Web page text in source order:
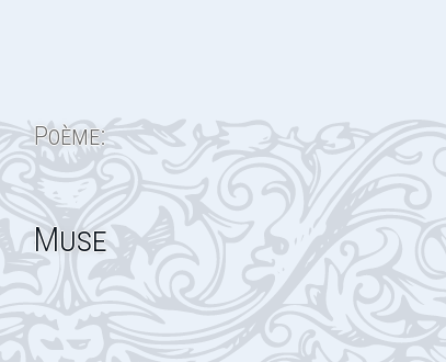
Poème:
Muse